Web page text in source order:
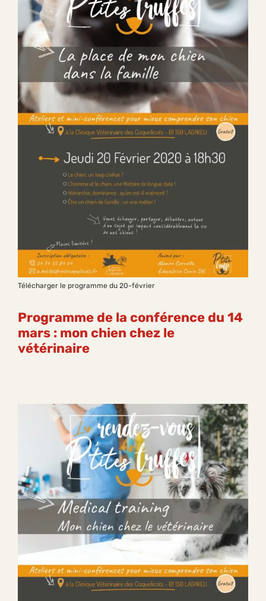
Télécharger le programme du 20-février
Programme de la conférence du 14
mars : mon chien chez le
vétérinaire